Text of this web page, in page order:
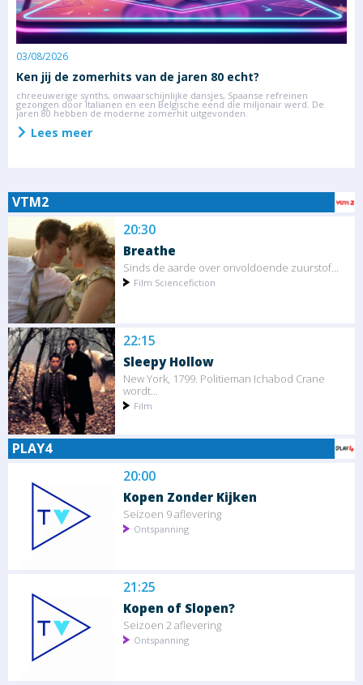
03/08/2026
Ken jij de zomerhits van de jaren 80 echt?
chreeuwerige synths, onwaarschijnlijke dansjes, Spaanse refreinen
gezongen door Italianen en een Belgische eend die miljonair werd. De
jaren 80 hebben de moderne zomerhit uitgevonden.
Lees meer
VTM2
20:30
Breathe
Sinds de aarde over onvoldoende zuurstof...
Film Sciencefiction
22:15
Sleepy Hollow
New York, 1799. Politieman Ichabod Crane
wordt...
Film
PLAY4
20:00
Kopen Zonder Kijken
Seizoen 9 aflevering
Ontspanning
21:25
Kopen of Slopen?
Seizoen 2 aflevering
Ontspanning